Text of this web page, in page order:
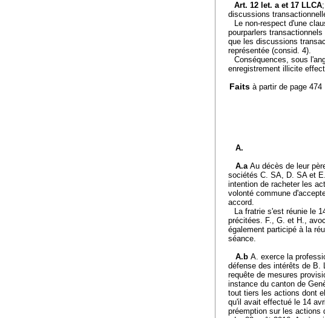
Art. 12 let. a et 17 LLCA
discussions
Le non-respect d'une
pourparlers
que les discussions
représentée (consid. 4).
Conséquences, sous
enregistrement illicite
Faits à partir de page 474
A.
A.a Au décès de leur
sociétés C. SA, D. SA et
intention de racheter les
volonté commune
accord.
La fratrie s'est réunie le
précitées. F., G. et H.,
également participé à la
séance.
A.b A. exerce la
défense des intérêts de B.
requête de mesures
instance du canton de
tout tiers les actions dont
qu'il avait effectué le 14
préemption sur les actions